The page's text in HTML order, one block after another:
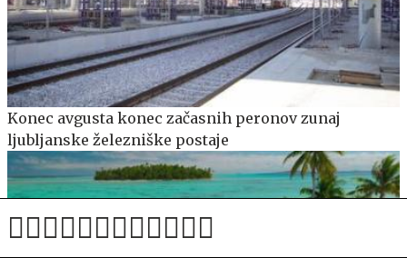
Konec avgusta konec začasnih peronov zunaj
ljubljanske železniške postaje